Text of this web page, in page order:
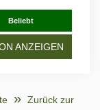
Beliebt
ANZEIGEN
Zurück zur